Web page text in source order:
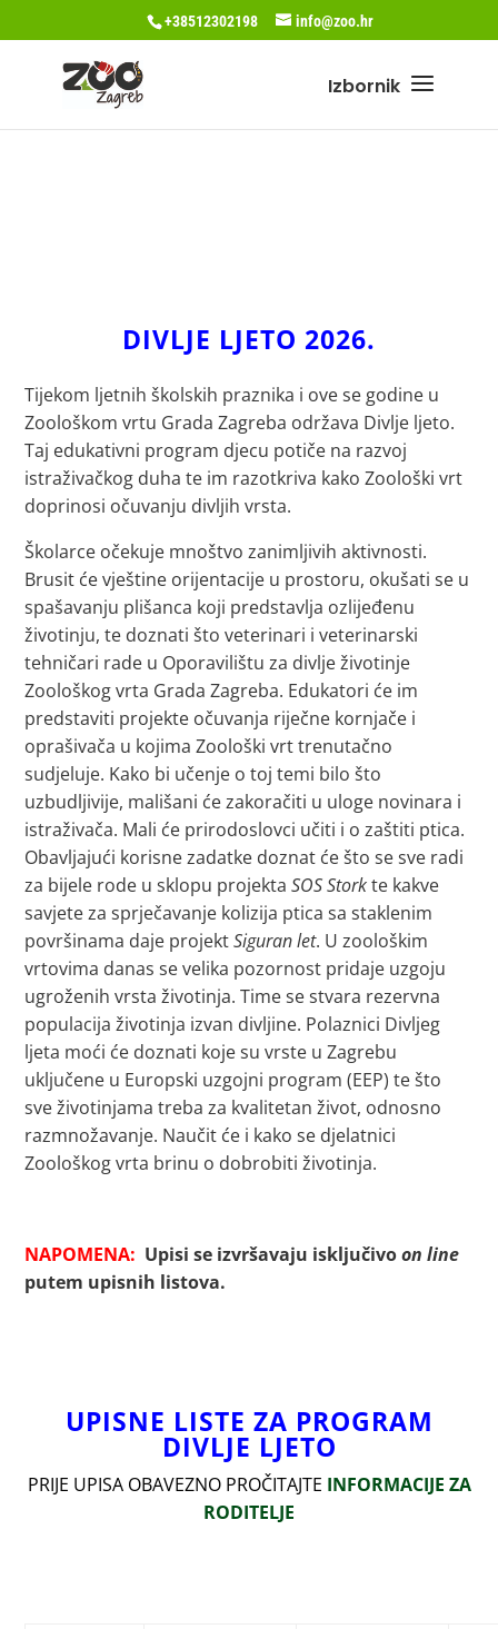
+38512302198 info@zoo.hr
DIVLJE LJETO 2026.
Tijekom ljetnih školskih praznika i ove se godine u
Zoološkom vrtu Grada Zagreba održava Divlje ljeto.
Taj edukativni program djecu potiče na razvoj
istraživačkog duha te im razotkriva kako Zoološki vrt
doprinosi očuvanju divljih vrsta.
Školarce očekuje mnoštvo zanimljivih aktivnosti.
Brusit će vještine orijentacije u prostoru, okušati se u
spašavanju plišanca koji predstavlja ozlijeđenu
životinju, te doznati što veterinari i veterinarski
tehničari rade u Oporavilištu za divlje životinje
Zoološkog vrta Grada Zagreba. Edukatori će im
predstaviti projekte očuvanja riječne kornjače i
oprašivača u kojima Zoološki vrt trenutačno
sudjeluje. Kako bi učenje o toj temi bilo što
uzbudljivije, mališani će zakoračiti u uloge novinara i
istraživača. Mali će prirodoslovci učiti i o zaštiti ptica.
Obavljajući korisne zadatke doznat će što se sve radi
za bijele rode u sklopu projekta SOS Stork te kakve
savjete za sprječavanje kolizija ptica sa staklenim
površinama daje projekt Siguran let. U zoološkim
vrtovima danas se velika pozornost pridaje uzgoju
ugroženih vrsta životinja. Time se stvara rezervna
populacija životinja izvan divljine. Polaznici Divljeg
ljeta moći će doznati koje su vrste u Zagrebu
uključene u Europski uzgojni program (EEP) te što
sve životinjama treba za kvalitetan život, odnosno
razmnožavanje. Naučit će i kako se djelatnici
Zoološkog vrta brinu o dobrobiti životinja.
NAPOMENA: Upisi se izvršavaju isključivoon line
putem upisnih listova.
UPISNE LISTE ZA PROGRAM
DIVLJE LJETO
PRIJE UPISA OBAVEZNO PROČITAJTE INFORMACIJE ZA
RODITELJE